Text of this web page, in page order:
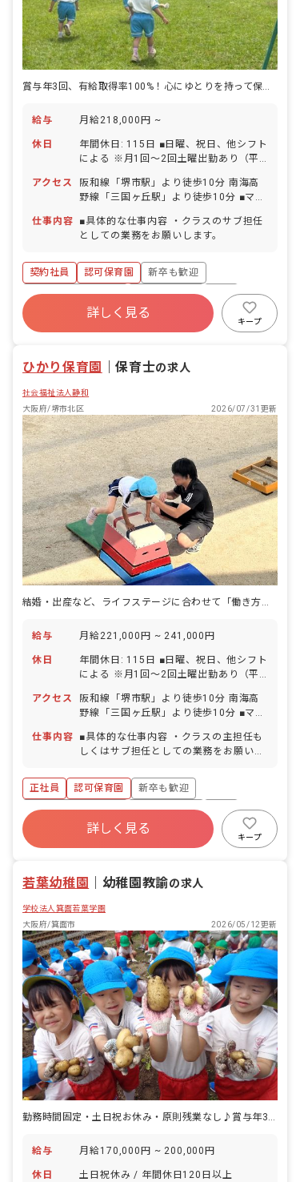
ることがないようにしています。また、
新人の先生が「職員室フリー」に配属と
なった場合、多彩なチームを体験するこ
とができるので幅広い学びを得られるの
もメリットのひとつとなっています。
給与 月給218,000円 ~
休日
年間休日: 115日 ■日曜、祝日、他シフト
による ※月1回～2回土曜出勤あり（平
■年末年始休暇（12/29～1/3） ■有給休
暇（取得率100％／半日単位での取得可
／5日以上の連休相談OK） ■産前産後・
育児休暇
アクセス
阪和線「堺市駅」より徒歩10分 南海高
野線「三国ヶ丘駅」より徒歩10分 ■マイ
場あり、駐車場月10,000円）
仕事内容
■具体的な仕事内容 ・クラスのサブ担任
としての業務をお願いします。
契約社員 認可保育園
新卒も歓迎
ボーナス・賞与あり
社会保険完備
産休育休制度
社会福祉法人
詳しく見る
キープ
ひかり保育園 ｜保育士の求人
社会福祉法人静和
大阪府/堺市北区
2026/07/31更新
給与 月給221,000円 ~ 241,000円
休日
年間休日: 115日 ■日曜、祝日、他シフト
による ※月1回～2回土曜出勤あり（平
■年末年始休暇（12/29～1/3） ■有給休
暇（取得率100％／半日単位での取得可
／5日以上の連休相談OK） ■産前産後・
育児休暇
アクセス
阪和線「堺市駅」より徒歩10分 南海高
野線「三国ヶ丘駅」より徒歩10分 ■マイ
場あり、駐車場月10,000円）
仕事内容
■具体的な仕事内容 ・クラスの主担任も
しくはサブ担任としての業務をお願いし
給与が異なります。
正社員 認可保育園
新卒も歓迎
ボーナス・賞与あり
社会保険完備
昇給昇進あり
産休育休制度
詳しく見る
キープ
若葉幼稚園 幼稚園教諭の求人
学校法人箕面若葉学園
大阪府/箕面市
2026/05/12更新
勤務時間固定・土日祝お休み・原則残業なし♪賞与年3回支給で収入も◎
給与 月給170,000円 ~ 200,000円
休日 土日祝休み / 年間休日120日以上